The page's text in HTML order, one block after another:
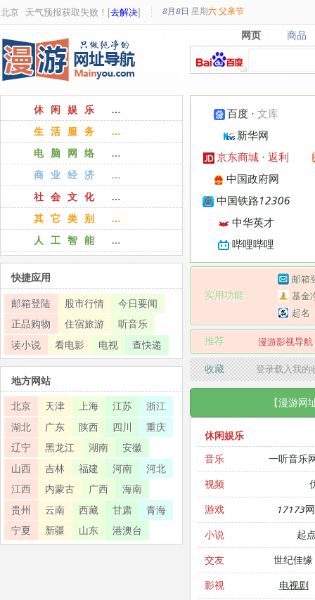
北京 天气预报获取失败！[去解决] 8月8日 星期六 父亲节
网页
网页 商品
商品
百度 ·文库
新华网
京东商城 ·返利
中国政府网
中国铁路12306
中华英才
哔哩哔哩
实用功能
邮箱
基金
起名
推荐 漫游影视导航
收藏 登录载入我
【漫游网
休闲娱乐
音乐
一听音乐
视频
游戏 17173
小说 起
交友 世纪佳缘
影视 电视剧
休闲娱乐 …
生活服务 …
电脑网络 …
商业经济 …
社会文化 …
其它类别 …
人工智能 …
快捷应用
邮箱登陆 股市行情
今日要闻
正品购物
住宿旅游
听音乐
读小说
看电影 电视 查快递
地方网站
北京 天津 上海 江苏
浙江
湖北
广东 陕西 四川
重庆
辽宁
黑龙江 湖南
安徽
山西
吉林 福建 河南
河北
江西
内蒙古 广西
海南
贵州
云南 西藏 甘肃
青海
宁夏
新疆 山东 港澳台